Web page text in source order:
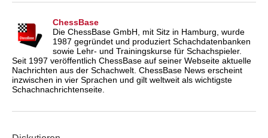
ChessBase
Die ChessBase GmbH, mit Sitz in Hamburg, wurde
1987 gegründet und produziert Schachdatenbanken
sowie Lehr- und Trainingskurse für Schachspieler.
Seit 1997 veröffentlich ChessBase auf seiner Webseite aktuelle
Nachrichten aus der Schachwelt. ChessBase News erscheint
inzwischen in vier Sprachen und gilt weltweit als wichtigste
Schachnachrichtenseite.